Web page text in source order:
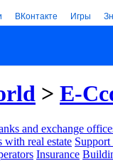
ВКонтакте Игры
> E-
and exchange
with real estate Support
Insurance